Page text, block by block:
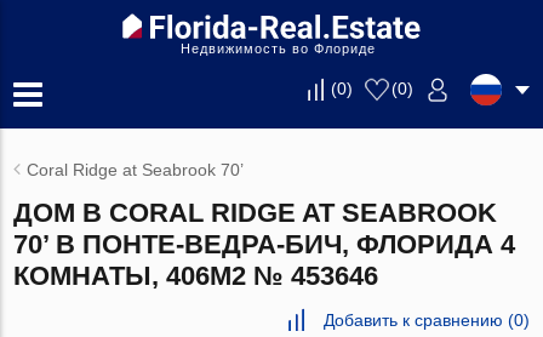
Недвижимость во Флориде
(0) (0)
Coral Ridge at Seabrook 70’
ДОМ В CORAL RIDGE AT SEABROOK
70’ В ПОНТЕ-ВЕДРА-БИЧ, ФЛОРИДА 4
КОМНАТЫ, 406М2 № 453646
Добавить к сравнению (0)